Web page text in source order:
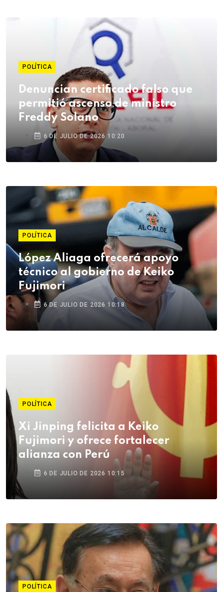
POLÍTICA
Denuncian certificado falso que
permitió ascenso de ministro
Freddy Solano
6 DE JULIO DE 2026 10:20
POLÍTICA
López Aliaga ofrecerá apoyo
técnico al gobierno de Keiko
Fujimori
6 DE JULIO DE 2026 10:18
POLÍTICA
Xi Jinping felicita a Keiko
Fujimori y ofrece fortalecer
alianza con Perú
6 DE JULIO DE 2026 10:15
POLÍTICA